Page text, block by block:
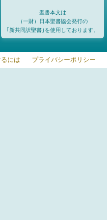
聖書本文は
（一財）日本聖書協会発行の
｢新共同訳聖書｣を使用しております。
には プライバシーポリシー